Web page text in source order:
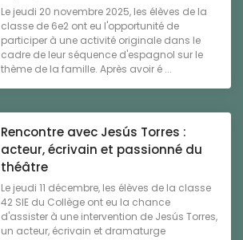
Le jeudi 20 novembre 2025, les élèves de la
classe de 6e2 ont eu l'opportunité de
participer à une activité originale dans le
cadre de leur séquence d'espagnol sur le
thème de la famille. Après avoir é ...
Rencontre avec Jesús Torres :
acteur, écrivain et passionné du
théâtre
Le jeudi 11 décembre, les élèves de la classe
42 SIE du Collège ont eu la chance
d'assister à une intervention de Jesús Torres,
un acteur, écrivain et dramaturge